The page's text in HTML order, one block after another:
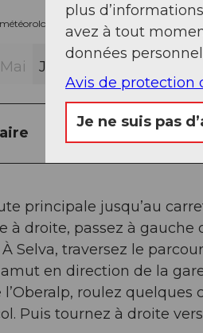
Mai Jui Aoû
principale jusqu’au
à droite, passez à
Selva, traversez le
en direction de la
roulez
Puis tournez à droite
plus
avez à tout
données
Avis de protection
Je ne suis pas